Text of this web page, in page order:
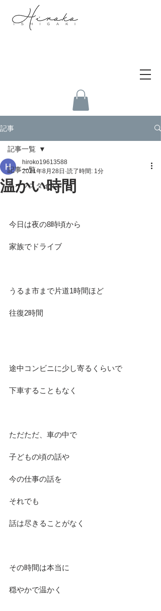
記事
記事一覧
ライフスタイル
記事一覧
温かい時間
hiroko19613588
2021年8月28日 読了時間: 1分
今日は夜の8時頃から
家族でドライブ
うるま市まで片道1時間ほど
往復2時間
途中コンビニに少し寄るくらいで
下車することもなく
ただただ、車の中で
子どもの頃の話や
今の仕事の話を
それでも
話は尽きることがなく
その時間は本当に
穏やかで温かく